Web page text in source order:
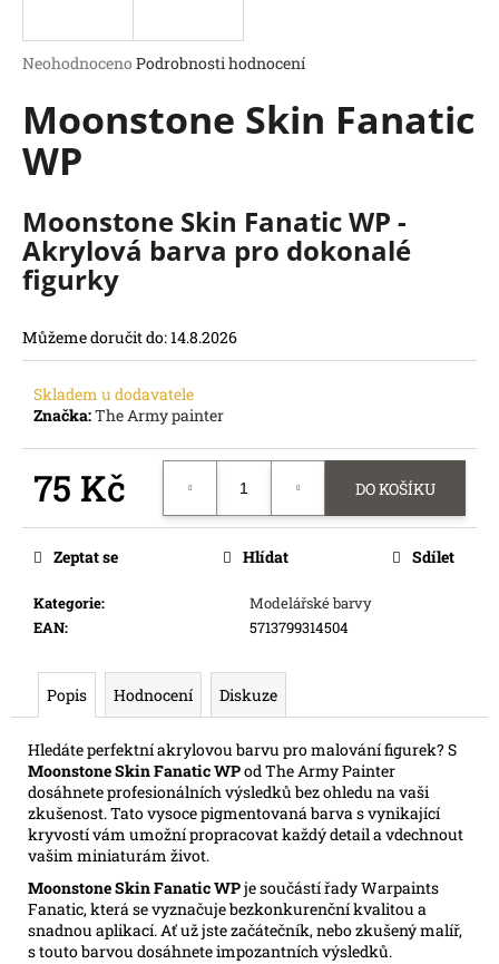
Průměrné
produktu
je
0,0
z
hvězdiček.
Neohodnoceno Podrobnosti hodnocení
Moonstone Skin Fanatic
WP
Moonstone Skin Fanatic WP -
Akrylová barva pro dokonalé
figurky
Můžeme doručit do:14.8.2026
Skladem u dodavatele
Značka:The Army painter
75 Kč DO KOŠÍKU
Kategorie:
Modelářské barvy
EAN: 5713799314504
Zeptat se Hlídat Sdílet
Popis Hodnocení Diskuze
Hledáte perfektní akrylovou barvu pro malování figurek? S
Moonstone Skin Fanatic WPod The Army Painter
dosáhnete profesionálních výsledků bez ohledu na vaši
zkušenost. Tato vysoce pigmentovaná barva s vynikající
kryvostí vám umožní propracovat každý detail a vdechnout
vašim miniaturám život.
Moonstone Skin Fanatic WPje součástí řady Warpaints
Fanatic, která se vyznačuje bezkonkurenční kvalitou a
snadnou aplikací. Ať už jste začátečník, nebo zkušený malíř,
s touto barvou dosáhnete impozantních výsledků.
j
t
?
HLEDAT
D
p
o
u
č
e
SWU
ASHES
THE
EMPIRE
-
BOOSTER
99
Kč